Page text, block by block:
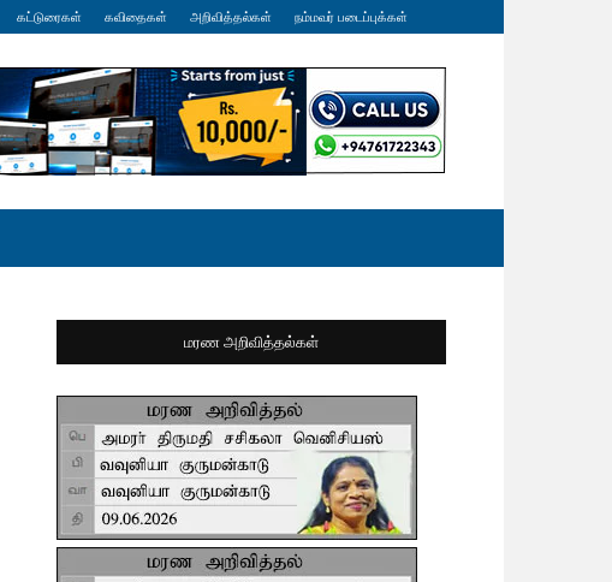
கட்டுரைகள் கவிதைகள் அறிவித்தல்கள் நம்மவர் படைப்புக்கள்
மரண அறிவித்தல்கள்